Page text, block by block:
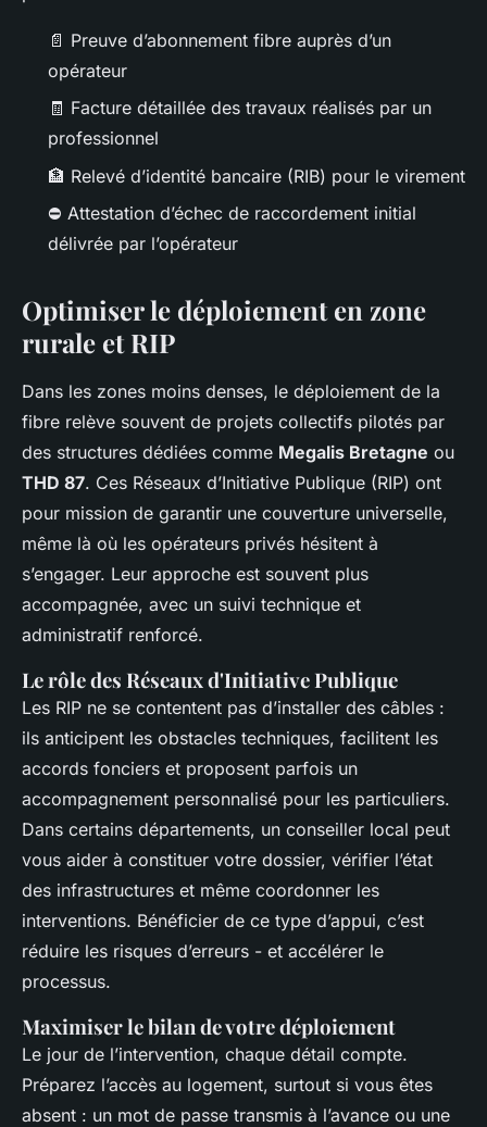
📄 Preuve d’abonnement fibre auprès d’un
opérateur
🧾 Facture détaillée des travaux réalisés par un
professionnel
🏦 Relevé d’identité bancaire (RIB) pour le virement
⛔ Attestation d’échec de raccordement initial
délivrée par l’opérateur
Optimiser le déploiement en zone
rurale et RIP
Dans les zones moins denses, le déploiement de la
fibre relève souvent de projets collectifs pilotés par
des structures dédiées comme Megalis Bretagne ou
THD 87. Ces Réseaux d’Initiative Publique (RIP) ont
pour mission de garantir une couverture universelle,
même là où les opérateurs privés hésitent à
s’engager. Leur approche est souvent plus
accompagnée, avec un suivi technique et
administratif renforcé.
Le rôle des Réseaux d'Initiative Publique
Les RIP ne se contentent pas d’installer des câbles :
ils anticipent les obstacles techniques, facilitent les
accords fonciers et proposent parfois un
accompagnement personnalisé pour les particuliers.
Dans certains départements, un conseiller local peut
vous aider à constituer votre dossier, vérifier l’état
des infrastructures et même coordonner les
interventions. Bénéficier de ce type d’appui, c’est
réduire les risques d’erreurs - et accélérer le
processus.
Maximiser le bilan de votre déploiement
Le jour de l’intervention, chaque détail compte.
Préparez l’accès au logement, surtout si vous êtes
absent : un mot de passe transmis à l’avance ou une